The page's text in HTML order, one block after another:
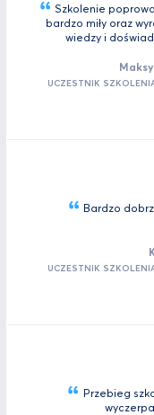
Szkolenie
bardzo miły oraz
wiedzy i
UCZESTNIK
Bardzo
UCZESTNIK
Przebieg